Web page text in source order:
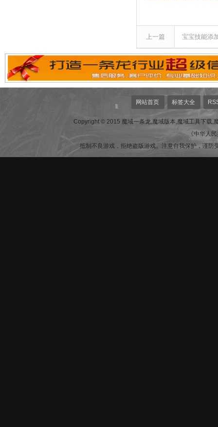
上一篇 宝宝技能添
网站首页 标签大全
Copyright © 2015 魔域一条龙,魔域版本,魔域工具下载,
《中华人
抵制不良游戏，拒绝盗版游戏。注意自我保护，谨